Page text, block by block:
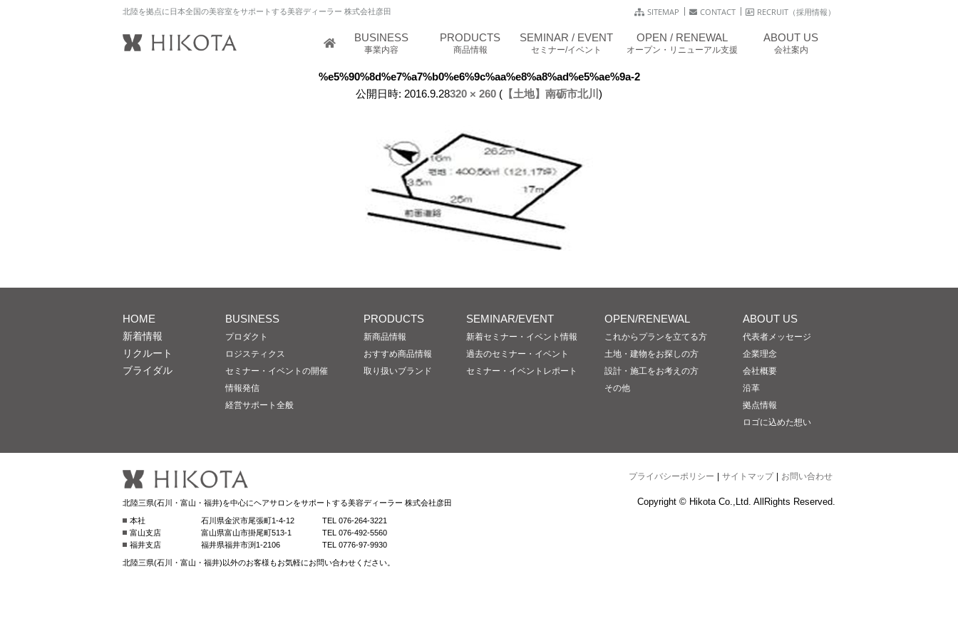
北陸を拠点に日本全国の美容室をサポートする美容ディーラー 株式会社彦田 SITEMAP CONTACT RECRUIT（採用情報）
BUSINESS
事業内容
PRODUCTS
商品情報
SEMINAR / EVENT
セミナー/イベント
OPEN / RENEWAL
オープン・リニューアル支援
ABOUT US
会社案内
%e5%90%8d%e7%a7%b0%e6%9c%aa%e8%a8%ad%e5%ae%9a-2
公開日時: 2016.9.28320 × 260 ( 【土地】南砺市北川 )
HOME
新着情報
リクルート
ブライダル
BUSINESS
プロダクト
ロジスティクス
セミナー・イベントの開催
情報発信
経営サポート全般
PRODUCTS
新商品情報
おすすめ商品情報
取り扱いブランド
SEMINAR/EVENT
新着セミナー・イベント情報
過去のセミナー・イベント
セミナー・イベントレポート
OPEN/RENEWAL
これからプランを立てる方
土地・建物をお探しの方
設計・施工をお考えの方
その他
ABOUT US
代表者メッセージ
企業理念
会社概要
沿革
拠点情報
ロゴに込めた想い
北陸三県(石川・富山・福井)を中心にヘアサロンをサポートする美容ディーラー 株式会社彦田
本社 石川県金沢市尾張町1-4-12
TEL 076-264-3221
富山支店
富山県富山市掛尾町513-1
TEL 076-492-5560
福井支店
福井県福井市渕1-2106 TEL 0776-97-9930
北陸三県(石川・富山・福井)以外のお客様もお気軽にお問い合わせください。
プライバシーポリシー サイトマップ お問い合わせ
Copyright © Hikota Co.,Ltd. AllRights Reserved.